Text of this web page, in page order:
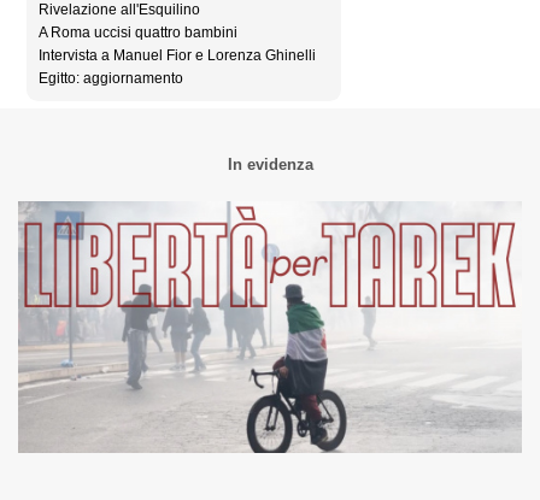
Rivelazione all'Esquilino
A Roma uccisi quattro bambini
Intervista a Manuel Fior e Lorenza Ghinelli
Egitto: aggiornamento
In evidenza